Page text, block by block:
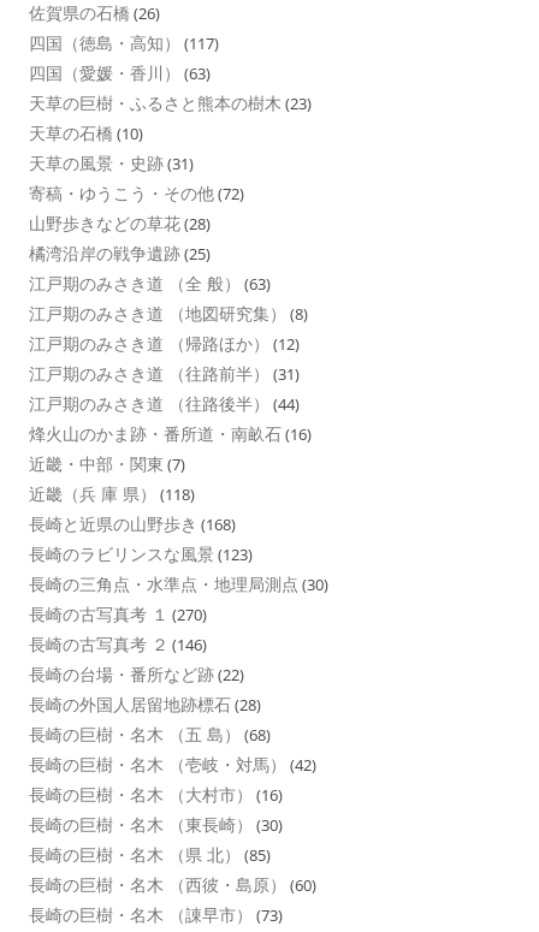
佐賀県の石橋 (26)
四国（徳島・高知） (117)
四国（愛媛・香川） (63)
天草の巨樹・ふるさと熊本の樹木 (23)
天草の石橋 (10)
天草の風景・史跡(31)
寄稿・ゆうこう・その他(72)
山野歩きなどの草花(28)
橘湾沿岸の戦争遺跡(25)
江戸期のみさき道 （全 般） (63)
江戸期のみさき道 （地図研究集） (8)
江戸期のみさき道 （帰路ほか） (12)
江戸期のみさき道 （往路前半） (31)
江戸期のみさき道 （往路後半） (44)
烽火山のかま跡・番所道・南畝石(16)
近畿・中部・関東 (7)
近畿（兵 庫 県） (118)
長崎と近県の山野歩き (168)
長崎のラビリンスな風景 (123)
長崎の三角点・水準点・地理局測点 (30)
長崎の古写真考 １ (270)
長崎の古写真考 ２ (146)
長崎の台場・番所など跡(22)
長崎の外国人居留地跡標石(28)
長崎の巨樹・名木 （五 島） (68)
長崎の巨樹・名木 （壱岐・対馬） (42)
長崎の巨樹・名木 （大村市） (16)
長崎の巨樹・名木 （東長崎） (30)
長崎の巨樹・名木 （県 北） (85)
長崎の巨樹・名木 （西彼・島原） (60)
長崎の巨樹・名木 （諌早市） (73)